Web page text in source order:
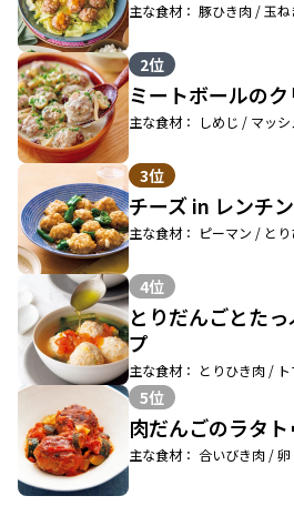
主な食材： 豚ひき肉 / 玉ね
2位
ミートボールの
主な食材： しめじ / マッシ
3位
チーズ in レンチ
主な食材： ピーマン / と
4位
とりだんごとた
プ
主な食材： とりひき肉 / ト
5位
肉だんごのラタ
主な食材： 合いびき肉 / 卵